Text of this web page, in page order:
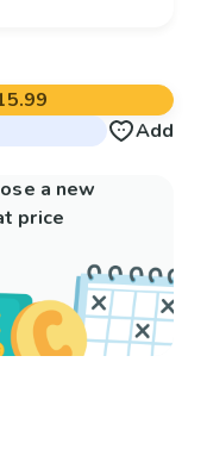
Add
a new
price